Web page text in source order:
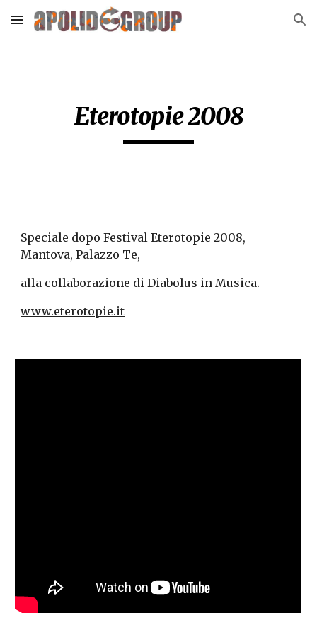
Skip to main content Skip to navigation
Eterotopie 2008
Speciale dopo Festival Eterotopie 2008,
Mantova, Palazzo Te,
alla collaborazione di Diabolus in Musica.
www.eterotopie.it